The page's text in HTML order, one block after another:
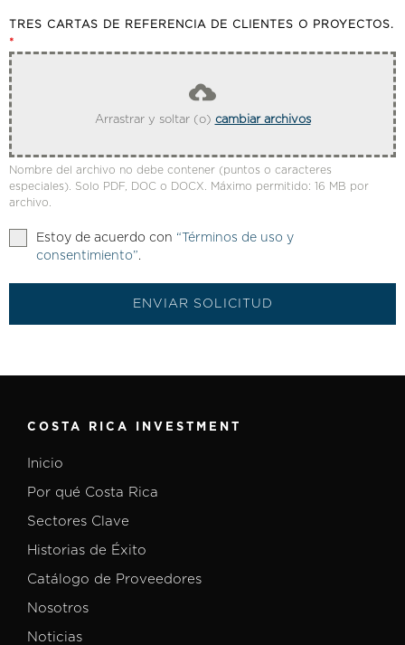
TRES CARTAS DE REFERENCIA DE CLIENTES O PROYECTOS.
*
Arrastrar y soltar (o) cambiar archivos
Nombre del archivo no debe contener (puntos o caracteres
especiales). Solo PDF, DOC o DOCX. Máximo permitido: 16 MB por
archivo.
Estoy de acuerdo con “Términos de uso y
consentimiento”.
ENVIAR SOLICITUD
COSTA RICA INVESTMENT
Inicio
Por qué Costa Rica
Sectores Clave
Historias de Éxito
Catálogo de Proveedores
Nosotros
Noticias